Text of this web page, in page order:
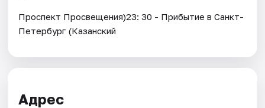
Проспект Просвещения)23: 30 - Прибытие в Санкт-
Петербург (Казанский
Адрес